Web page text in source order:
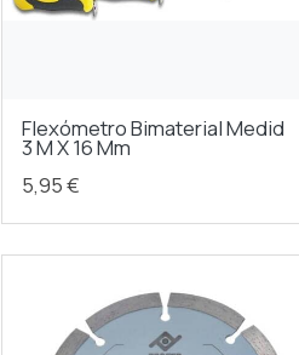
Flexómetro Bimaterial Medid
3 M X 16 Mm
5,95 €